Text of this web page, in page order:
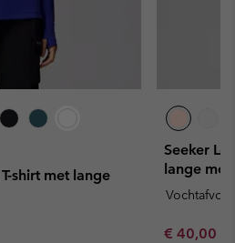
shirt met lange
Seeker
lange
Minimum
€ 40,00